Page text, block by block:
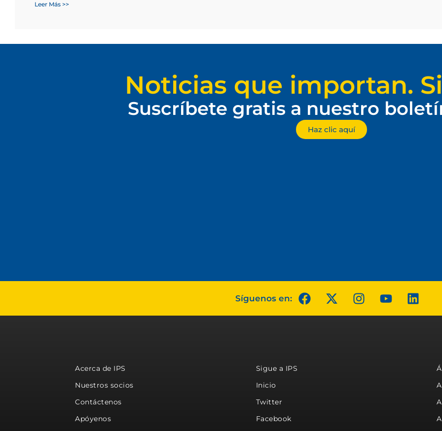
Leer Más >>
Noticias que importan.
Suscríbete gratis a nuestro
Haz clic aquí
Síguenos en:
Acerca de IPS
Nuestros socios
Contáctenos
Apóyenos
Sigue a IPS
Inicio
Twitter
Facebook